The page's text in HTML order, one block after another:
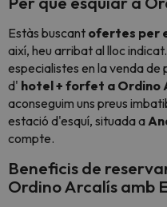
Estàs buscant ofertes per
així, heu arribat al lloc
especialistes en la venda de
d' hotel + forfet a Ordino
aconseguim uns preus
estació d'esquí, situada a
compte.
Beneficis de
Ordino Arcalís amb